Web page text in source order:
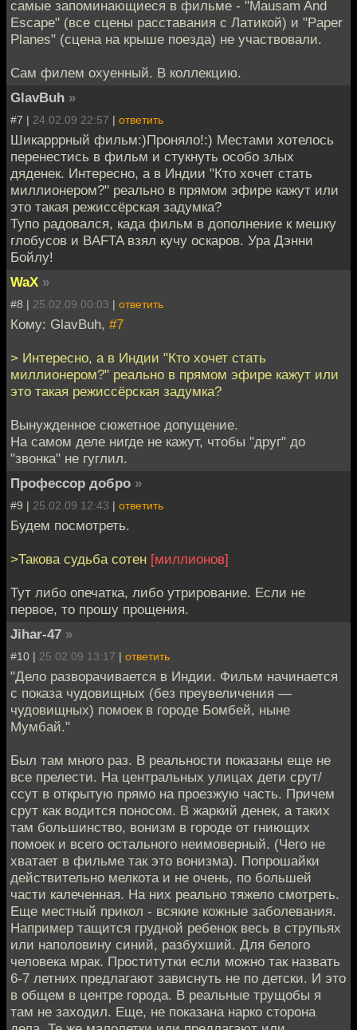
самые запоминающиеся в фильме - "Mausam And
Escape" (все сцены расставания с Латикой) и "Paper
Planes" (сцена на крыше поезда) не участвовали.
Сам филем охуенный. В коллекцию.
GlavBuh »
#7 | 24.02.09 22:57 | ответить
Шикарррный фильм:)Проняло!:) Местами хотелось
перенестись в фильм и стукнуть особо злых
дяденек. Интересно, а в Индии "Кто хочет стать
миллионером?" реально в прямом эфире кажут или
это такая режиссёрская задумка?
Тупо радовался, када фильм в дополнение к мешку
глобусов и BAFTA взял кучу оскаров. Ура Дэнни
Бойлу!
WaX »
#8 | 25.02.09 00:03 | ответить
Кому: GlavBuh, #7
> Интересно, а в Индии "Кто хочет стать
миллионером?" реально в прямом эфире кажут или
это такая режиссёрская задумка?
Вынужденное сюжетное допущение.
На самом деле нигде не кажут, чтобы "друг" до
"звонка" не гуглил.
Профессор добро »
#9 | 25.02.09 12:43 | ответить
Будем посмотреть.
>Такова судьба сотен [миллионов]
Тут либо опечатка, либо утрирование. Если не
первое, то прошу прощения.
Jihar-47 »
#10 | 25.02.09 13:17 | ответить
"Дело разворачивается в Индии. Фильм начинается
с показа чудовищных (без преувеличения —
чудовищных) помоек в городе Бомбей, ныне
Мумбай."
Был там много раз. В реальности показаны еще не
все прелести. На центральных улицах дети срут/
ссут в открытую прямо на проезжую часть. Причем
срут как водится поносом. В жаркий денек, а таких
там большинство, вонизм в городе от гниющих
помоек и всего остального неимоверный. (Чего не
хватает в фильме так это вонизма). Попрошайки
действительно мелкота и не очень, по большей
части калеченная. На них реально тяжело смотреть.
Еще местный прикол - всякие кожные заболевания.
Например тащится грудной ребенок весь в струпьях
или наполовину синий, разбухший. Для белого
человека мрак. Проститутки если можно так назвать
6-7 летних предлагают зависнуть не по детски. И это
в общем в центре города. В реальные трущобы я
там не заходил. Еще, не показана нарко сторона